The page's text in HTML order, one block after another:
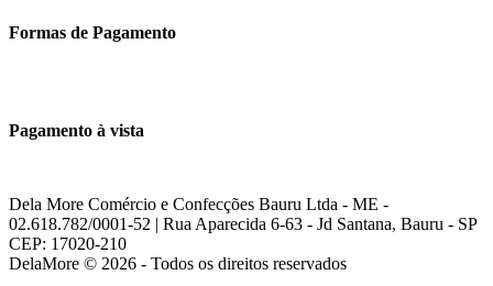
Formas de Pagamento
Pagamento à vista
Dela More Comércio e Confecções Bauru Ltda - ME -
02.618.782/0001-52 | Rua Aparecida 6-63 - Jd Santana, Bauru - SP
CEP: 17020-210
DelaMore © 2026 - Todos os direitos reservados